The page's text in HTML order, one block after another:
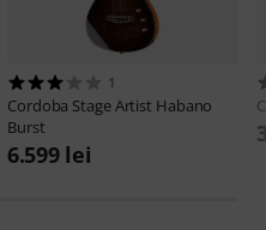
1
Cordoba Stage Artist Habano
Burst
6.599 lei